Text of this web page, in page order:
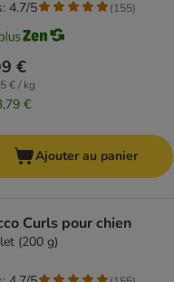
€
€ / kg
€
4.7/5 (155)
Ajouter au panier
Curls pour chien
(200 g)